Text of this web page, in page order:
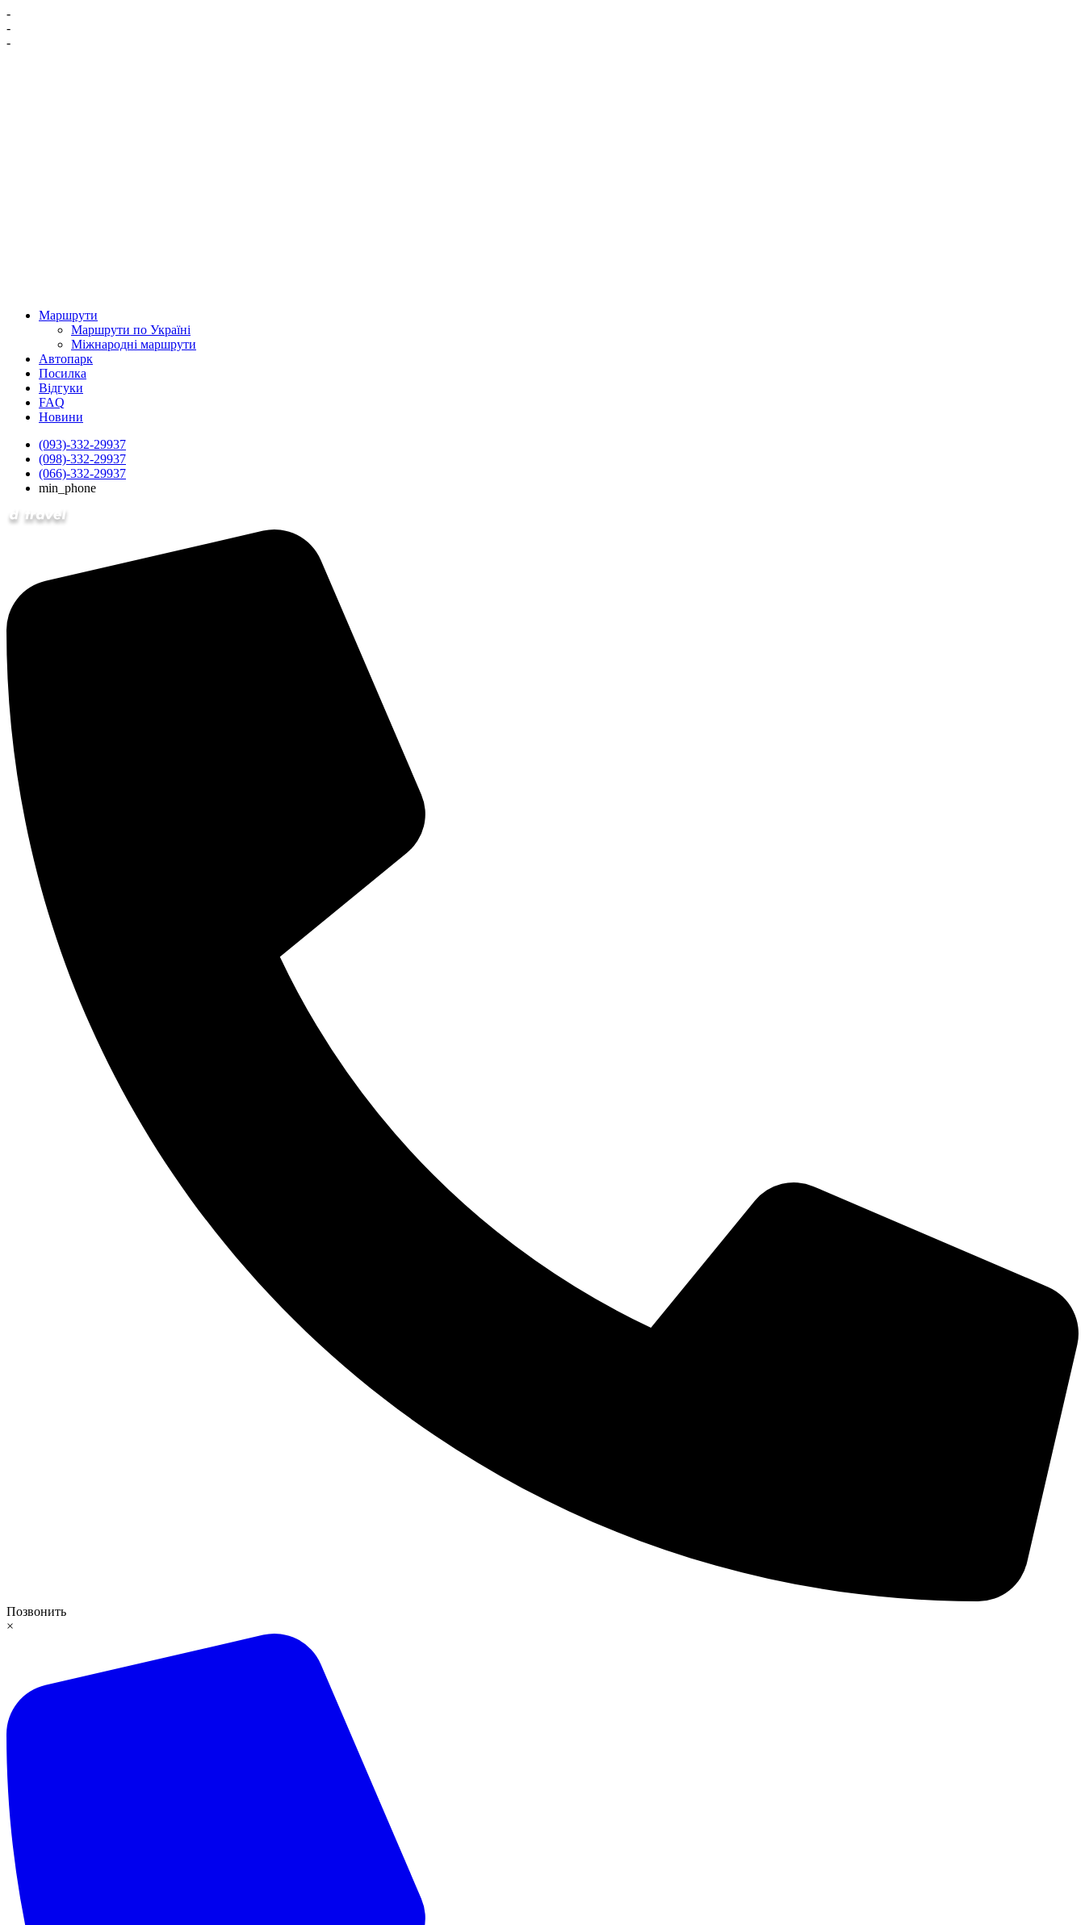
-
-
-
Маршрути
Маршрути по Україні
Міжнародні маршрути
Автопарк
Посилка
Відгуки
FAQ
Новини
(093)-332-29937
(098)-332-29937
(066)-332-29937
min_phone
Позвонить
×